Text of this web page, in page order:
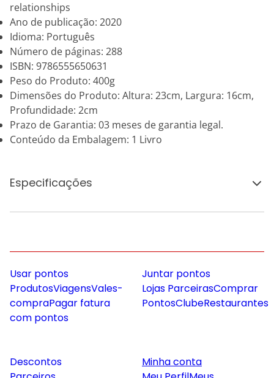
relationships
Ano de publicação: 2020
Idioma: Português
Número de páginas: 288
ISBN: 9786555650631
Peso do Produto: 400g
Dimensões do Produto: Altura: 23cm, Largura: 16cm,
Profundidade: 2cm
Prazo de Garantia: 03 meses de garantia legal.
Conteúdo da Embalagem: 1 Livro
Especificações
Usar pontos
ProdutosViagensVales-
compraPagar fatura
com pontos
Juntar pontos
Lojas ParceirasComprar
PontosClubeRestaurantes
Descontos
Minha conta